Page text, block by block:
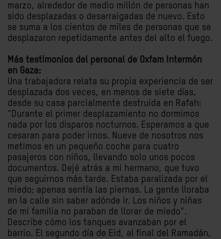
marzo, alrededor de medio millón de personas han
sido desplazadas o desarraigadas de nuevo. Esto
se suma a los cientos de miles de personas que se
desplazaron repetidamente antes del alto el fuego.
Más testimonios del personal de Oxfam Intermón
en Gaza:
Una trabajadora relata su propia experiencia de ser
desplazada dos veces, en menos de siete días,
desde su casa parcialmente destruida en Rafah:
“Durante el primer desplazamiento no dormimos
nada por los disparos nocturnos. Esperamos a que
cesaran para poder irnos. Nueve de nosotros nos
metimos en un pequeño coche para cuatro
pasajeros con niños, llevando solo unos pocos
documentos. Dejé atrás a mi hermano, que tuvo
que seguirnos más tarde. Estaba paralizada por el
miedo; apenas sentía las piernas. La gente lloraba
en la calle sin saber adónde ir. Los niños y niñas
de mi familia no paraban de llorar de miedo”.
Describe cómo los tanques avanzaban por el
barrio. El segundo día de Eid, al final del Ramadán,